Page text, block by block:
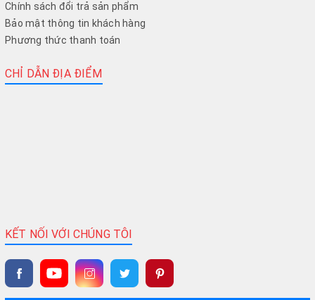
Chính sách đổi trả sản phẩm
Bảo mật thông tin khách hàng
Phương thức thanh toán
CHỈ DẪN ĐỊA ĐIỂM
KẾT NỐI VỚI CHÚNG TÔI